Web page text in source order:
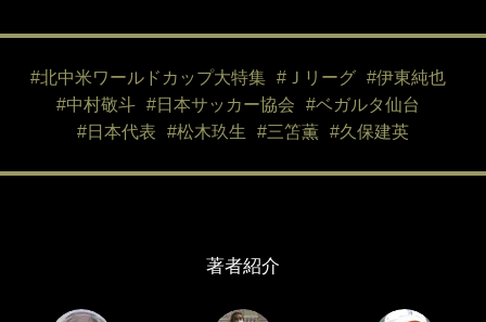
#北中米ワールドカップ大特集 #Ｊリーグ
#伊東純也
#中村敬斗
#日本サッカー協会
#ベガルタ仙台
#日本代表
#松木玖生 #三笘薫 #久保建英
著者紹介